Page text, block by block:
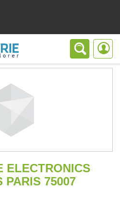
ELECTRONICS
PARIS 75007